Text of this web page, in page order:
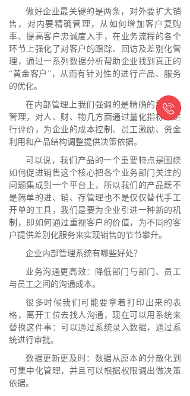
做好企业最关键的是两条，对外要扩大销
售，对内要精确管理，从如何增加客户复购
率、提高客户忠诚度入手，在业务流程的各个
环节上强化了对客户的跟踪、回访及差别化管
理，通过一系列数据分析帮助企业找到真正的
“黄金客户”，从而有针对性的进行产品、服务
的优化。
在内部管理上我们强调的是精确的数字化
管理，对人、财、物几方面通过量化指标来进
行评价，为企业的成本控制、员工激励、资金
利用和产品结构调整提供决策依据。
可以说，我们产品的一个重要特点是围绕
如何促进销售这个核心把各个业务部门关注的
问题集成到一个平台上，所以我们的产品既不
是简单的进、销、存管理也不是仅仅替代手工
开单的工具，我们是要为企业引进一种新的机
制，即如何通过重视客户的价值，为不同的客
户提供差别化服务来实现销售的节节攀升。
企业内部管理系统有哪些好处？
业务沟通更高效：降低部门与部门、员工
与员工之间的沟通成本。
很多时候我们可能要拿着打印出来的表
格，离开工位去找人沟通，现在可以用系统来
替换这件事：可以通过系统录入数据，通过系
统进行审批。
数据更新更及时：数据从原本的分散化到
可集中化管理，并且可以根据权限调出做决策
依据。
